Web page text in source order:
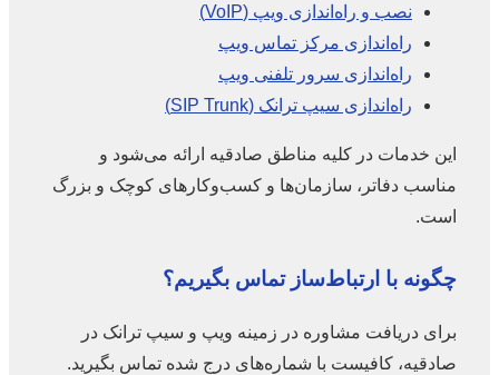
نصب و راه‌اندازی ویپ (VoIP)
راه‌اندازی مرکز تماس ویپ
راه‌اندازی سرور تلفنی ویپ
راه‌اندازی سیپ ترانک (SIP Trunk)
این خدمات در کلیه مناطق صادقیه ارائه می‌شود و
مناسب دفاتر، سازمان‌ها و کسب‌وکارهای کوچک و بزرگ
است.
چگونه با ارتباط‌ساز تماس بگیریم؟
برای دریافت مشاوره در زمینه ویپ و سیپ ترانک در
صادقیه، کافیست با شماره‌های درج شده تماس بگیرید.